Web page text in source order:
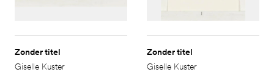
Zonder titel
Giselle Kuster
Zonder titel
Giselle Kuster